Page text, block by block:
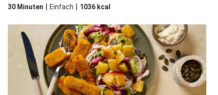
30 Minuten | Einfach | 1036 kcal